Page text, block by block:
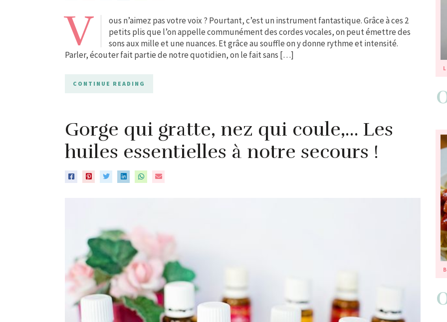
V
ous n’aimez pas votre voix ? Pourtant, c’est un instrument fantastique. Grâce à ces 2
petits plis que l’on appelle communément des cordes vocales, on peut émettre des
sons aux mille et une nuances. Et grâce au souffle on y donne rythme et intensité.
Parler, écouter fait partie de notre quotidien, on le fait sans […]
CONTINUE READING
Gorge qui gratte, nez qui coule,… Les
huiles essentielles à notre secours !